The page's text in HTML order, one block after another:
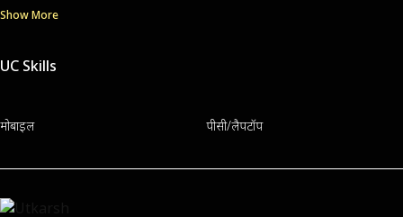
Show More
UC Skills
मोबाइल पीसी/लैपटॉप